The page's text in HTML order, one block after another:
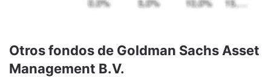
Otros fondos de Goldman Sachs Asset
Management B.V.